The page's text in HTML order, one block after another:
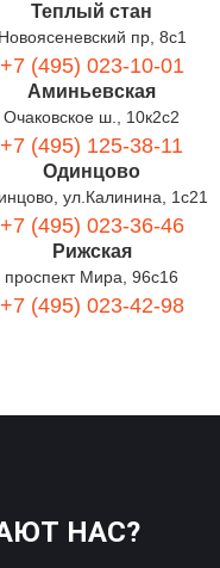
Теплый стан
Новоясеневский пр, 8с1
+7 (495) 023-10-01
Аминьевская
Очаковское ш., 10к2с2
+7 (495) 125-38-11
Одинцово
ул.Калинина, 1с21
+7 (495) 023-36-46
Рижская
проспект Мира, 96с16
+7 (495) 023-42-98
НАС?